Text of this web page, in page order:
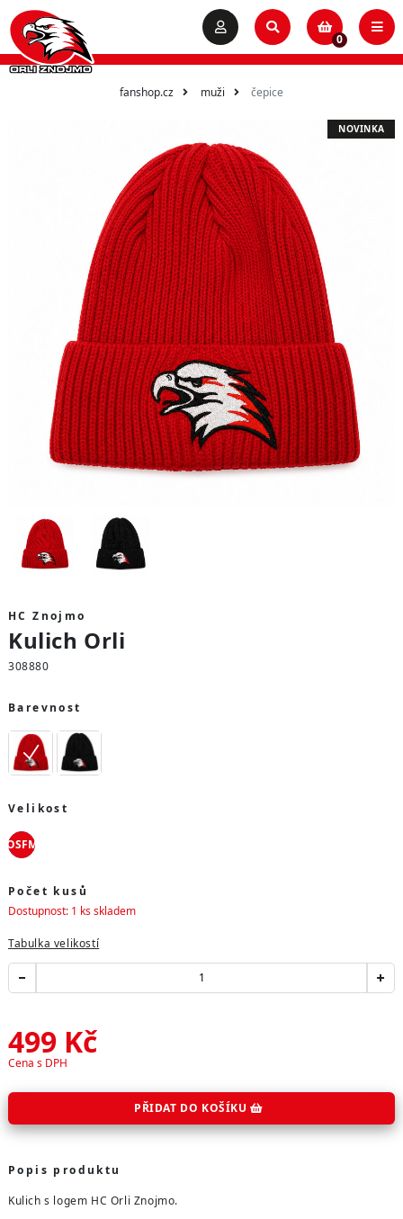
0
fanshop.cz muži čepice
NOVINKA
HC Znojmo
Kulich Orli
308880
Barevnost
Velikost
OSFM
Počet kusů
Dostupnost: 1 ks skladem
Tabulka velikostí
PŘIDAT DO KOŠÍKU
499 Kč
Cena s DPH
Popis produktu
Kulich s logem HC Orli Znojmo.